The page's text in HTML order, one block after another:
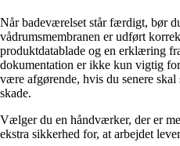
Når badeværelset står færdigt, bør
vådrumsmembranen er udført
produktdatablade og en erklæring
dokumentation er ikke kun vigtig
være afgørende, hvis du senere
skade.
Vælger du en håndværker, der er
ekstra sikkerhed for, at arbejdet